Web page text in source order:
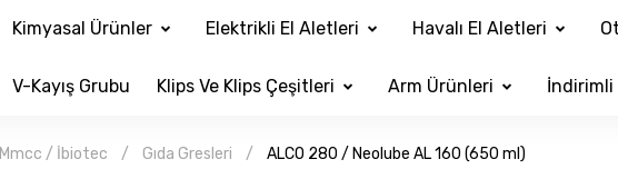
Kimyasal Ürünler Elektrikli El Aletleri Havalı El Aletleri
V-Kayış Grubu Klips Ve Klips Çeşitleri Arm Ürünleri İndirimli
Mmcc / İbiotec Gıda Gresleri ALCO 280 / Neolube AL 160 (650 ml)